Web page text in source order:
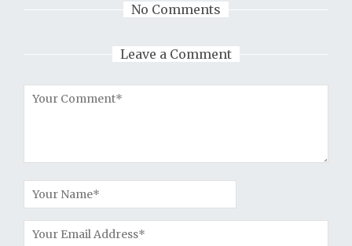
No Comments
Leave a Comment